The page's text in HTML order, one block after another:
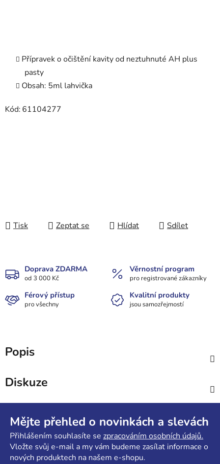
Přípravek o očištění kavity od neztuhnuté AH plus
pasty
Obsah: 5ml lahvička
Kód: 61104277
Tisk Zeptat se Hlídat Sdílet
Doprava ZDARMA
od 3 000 Kč
Věrnostní program
pro registrované zákazníky
Férový přístup
pro všechny
Kvalitní produkty
jsou samozřejmostí
Popis
Diskuze
Mějte přehled o novinkách a slevách
Přihlášením souhlasíte se zpracováním osobních údajů.
Vložte svůj e-mail a my vám budeme zasílat informace o
nových produktech na našem e-shopu.